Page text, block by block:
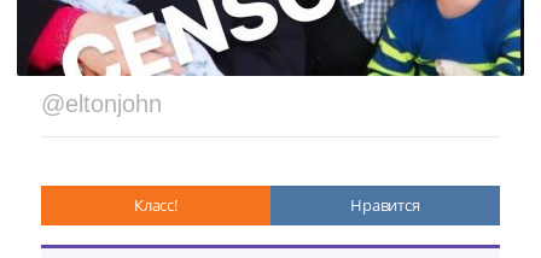
@eltonjohn
Класс! Нравится